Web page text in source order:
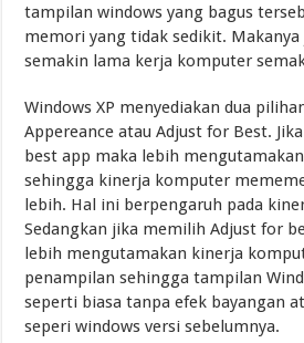
tampilan windows yang bagus
memori yang tidak sedikit.
semakin lama kerja komputer
Windows XP menyediakan dua
Appereance atau Adjust for Best.
best app maka lebih
sehingga kinerja komputer
lebih. Hal ini berpengaruh pada
Sedangkan jika memilih Adjust for
lebih mengutamakan kinerja
penampilan sehingga tampilan
seperti biasa tanpa efek bayangan
seperi windows versi sebelumnya.